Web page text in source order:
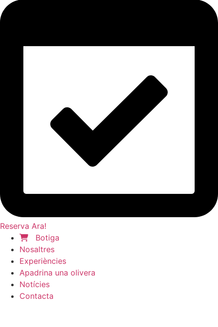
Reserva Ara!
Botiga
Nosaltres
Experiències
Apadrina una olivera
Notícies
Contacta